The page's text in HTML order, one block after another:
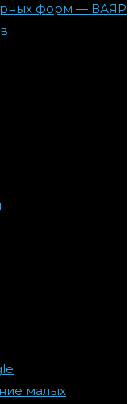
форм — ВАЯР
малых